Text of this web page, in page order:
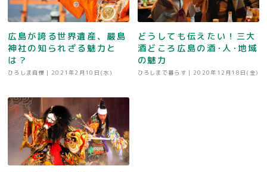
広島が誇る世界遺産、嚴島
神社の知られざる魅力と
は？
ひろしま自慢 | 2021年2月10日(水)
どうしても伝えたい！三大
酒どころ広島の酒･人･地域
の魅力
ひろしまで暮らす | 2020年12月18日(金)